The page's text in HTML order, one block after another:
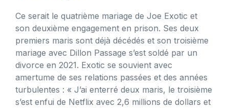
Ce serait le quatrième mariage de Joe Exotic et
son deuxième engagement en prison. Ses deux
premiers maris sont déjà décédés et son troisième
mariage avec Dillon Passage s’est soldé par un
divorce en 2021. Exotic se souvient avec
amertume de ses relations passées et des années
turbulentes : « J’ai enterré deux maris, le troisième
s’est enfui de Netflix avec 2,6 millions de dollars et